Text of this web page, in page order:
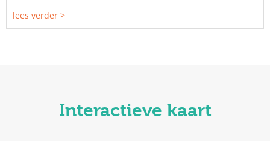
lees verder >
Interactieve kaart